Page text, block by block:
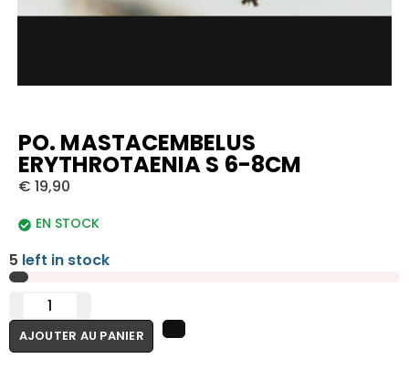
PO. MASTACEMBELUS
ERYTHROTAENIA S 6-8CM
€ 19,90
EN STOCK
5 left in stock
AJOUTER AU PANIER